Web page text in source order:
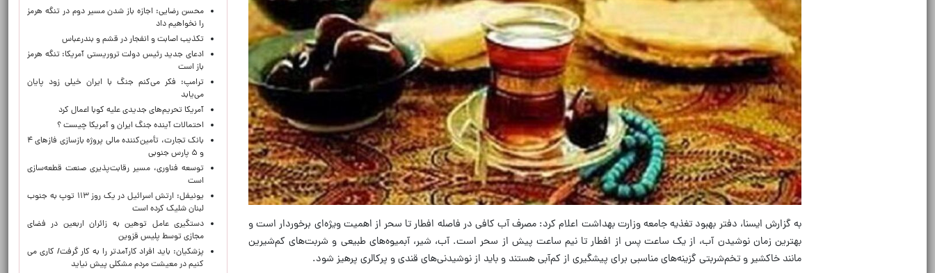
به گزارش ایسنا، دفتر بهبود تغذیه جامعه وزارت بهداشت اعلام کرد: مصرف آب کافی در فاصله افطار تا سحر از اهمیت ویژه‌ای برخوردار است و
بهترین زمان نوشیدن آب، از یک ساعت پس از افطار تا نیم ساعت پیش از سحر است. آب، شیر، آبمیوه‌های طبیعی و شربت‌های کم‌شیرین
مانند خاکشیر و تخم‌شربتی گزینه‌های مناسبی برای پیشگیری از کم‌آبی هستند و باید از نوشیدنی‌های قندی و پرکالری پرهیز شود.
محسن رضایی: اجازه باز شدن مسیر دوم در تنگه هرمز
را نخواهیم داد
تکذیب اصابت و انفجار در قشم و بندرعباس
ادعای جدید رئیس دولت تروریستی آمریکا: تنگه هرمز
باز است
ترامپ: فکر می‌کنم جنگ با ایران خیلی زود پایان
می‌یابد
آمریکا تحریم‌های جدیدی علیه کوبا اعمال کرد
احتمالات آینده جنگ ایران و آمریکا چیست ؟
بانک تجارت، تأمین‌کننده مالی پروژه بازسازی فازهای ۴
و ۵ پارس جنوبی
توسعه فناوری، مسیر رقابت‌پذیری صنعت قطعه‌سازی
است
یونیفل: ارتش اسرائیل در یک روز ۱۱۳ توپ به جنوب
لبنان شلیک کرده است
دستگیری عامل توهین به زائران اربعین در فضای
مجازی توسط پلیس قزوین
پزشکیان: باید افراد کارآمدتر را به کار گرفت/ کاری می
کنیم در معیشت مردم مشکلی پیش نیاید